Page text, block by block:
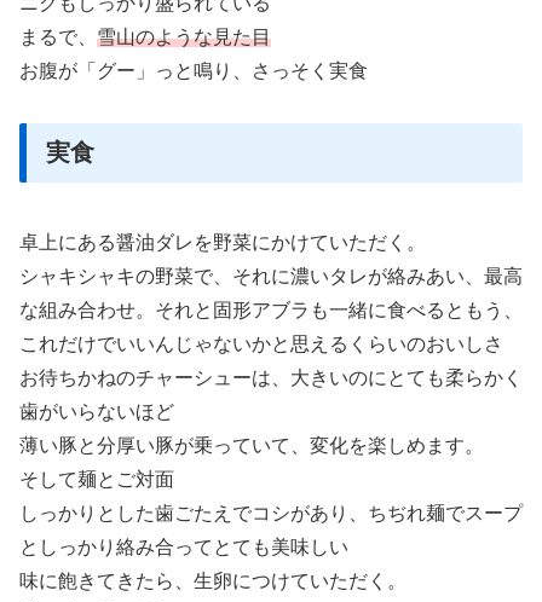
まるで、 雪山のような見た目
お腹が「グー」っと鳴り、さっそく実食
実食
卓上にある醤油ダレを野菜にかけていただく。
シャキシャキの野菜で、それに濃いタレが絡みあい、最高
な組み合わせ。それと固形アブラも一緒に食べるともう、
これだけでいいんじゃないかと思えるくらいのおいしさ
お待ちかねのチャーシューは、大きいのにとても柔らかく
歯がいらないほど
薄い豚と分厚い豚が乗っていて、変化を楽しめます。
そして麺とご対面
しっかりとした歯ごたえでコシがあり、ちぢれ麺でスープ
としっかり絡み合ってとても美味しい
味に飽きてきたら、生卵につけていただく。